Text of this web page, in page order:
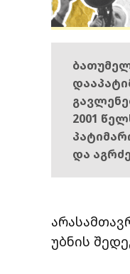
2001
და
უბნის